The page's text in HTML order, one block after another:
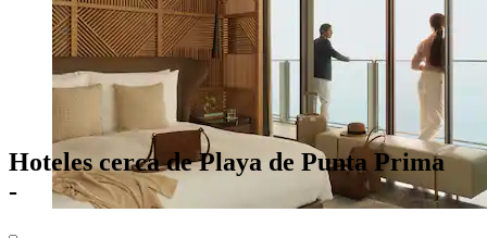
Hoteles cerca de Playa de Punta Prima
-